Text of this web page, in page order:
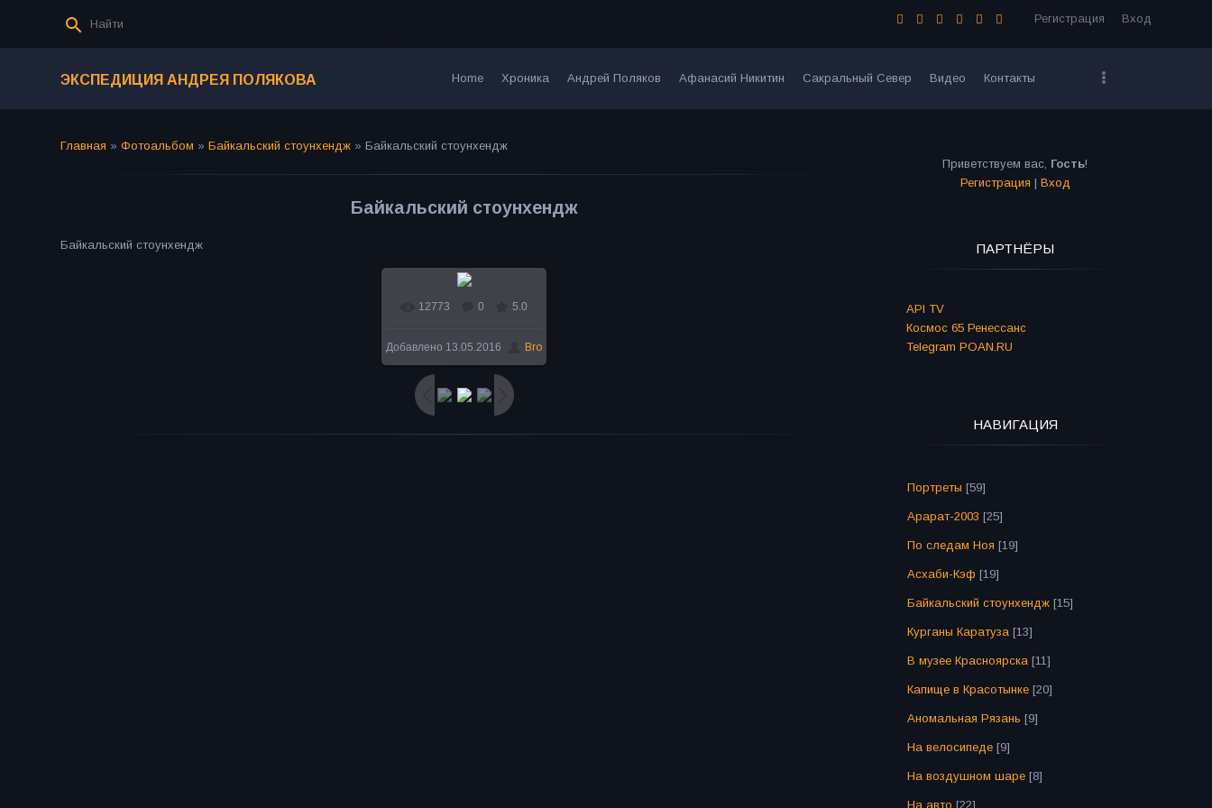
Регистрация Вход
ЭКСПЕДИЦИЯ АНДРЕЯ ПОЛЯКОВА Home Хроника Андрей Поляков Афанасий Никитин Сакральный Север Видео Контакты
Главная » Фотоальбом » Байкальский стоунхендж » Байкальский стоунхендж
Байкальский стоунхендж
Байкальский стоунхендж
В реальном размере
800x604/ 153.6Kb
12773 0 5.0
Добавлено 13.05.2016 Bro
Приветствуем вас, Гость!
Регистрация | Вход
ПАРТНЁРЫ
API TV
Космос 65 Ренессанс
Telegram POAN.RU
НАВИГАЦИЯ
Портреты [59]
Арарат-2003 [25]
По следам Ноя [19]
Асхаби-Кэф [19]
Байкальский стоунхендж [15]
Курганы Каратуза [13]
В музее Красноярска [11]
Капище в Красотынке [20]
Аномальная Рязань [9]
На велосипеде [9]
На воздушном шаре [8]
На авто [22]